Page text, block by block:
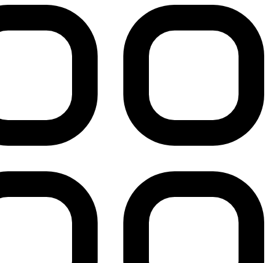
محتوا